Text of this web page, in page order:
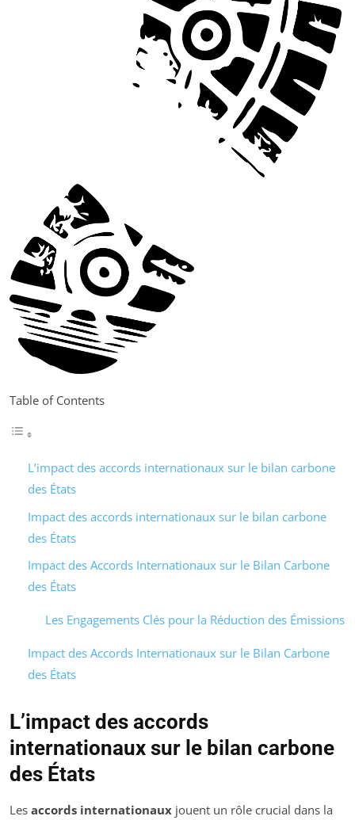
Table of Contents
L’impact des accords internationaux sur le bilan carbone
des États
Impact des accords internationaux sur le bilan carbone
des États
Impact des Accords Internationaux sur le Bilan Carbone
des États
Les Engagements Clés pour la Réduction des Émissions
Impact des Accords Internationaux sur le Bilan Carbone
des États
L’impact des accords
internationaux sur le bilan carbone
des États
Les accords internationaux jouent un rôle crucial dans la